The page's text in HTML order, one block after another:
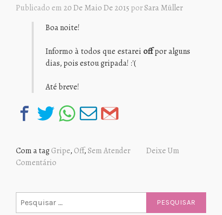
Publicado em 20 De Maio De 2015 porSara Müller
Boa noite!
Informo à todos que estarei offpor alguns
dias, pois estou gripada! :'(
Até breve!
Com a tagGripe, Off,Sem Atender
Deixe Um
Comentário
por: